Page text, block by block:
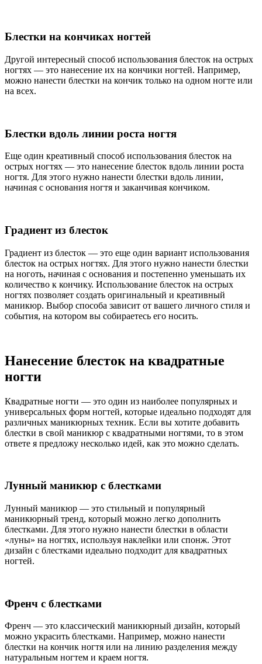
Блестки на кончиках ногтей
Другой интересный способ использования блесток на острых
ногтях — это нанесение их на кончики ногтей. Например,
можно нанести блестки на кончик только на одном ногте или
на всех.
Блестки вдоль линии роста ногтя
Еще один креативный способ использования блесток на
острых ногтях — это нанесение блесток вдоль линии роста
ногтя. Для этого нужно нанести блестки вдоль линии,
начиная с основания ногтя и заканчивая кончиком.
Градиент из блесток
Градиент из блесток — это еще один вариант использования
блесток на острых ногтях. Для этого нужно нанести блестки
на ноготь, начиная с основания и постепенно уменьшать их
количество к кончику. Использование блесток на острых
ногтях позволяет создать оригинальный и креативный
маникюр. Выбор способа зависит от вашего личного стиля и
события, на котором вы собираетесь его носить.
Нанесение блесток на квадратные
ногти
Квадратные ногти — это один из наиболее популярных и
универсальных форм ногтей, которые идеально подходят для
различных маникюрных техник. Если вы хотите добавить
блестки в свой маникюр с квадратными ногтями, то в этом
ответе я предложу несколько идей, как это можно сделать.
Лунный маникюр с блестками
Лунный маникюр — это стильный и популярный
маникюрный тренд, который можно легко дополнить
блестками. Для этого нужно нанести блестки в области
«луны» на ногтях, используя наклейки или спонж. Этот
дизайн с блестками идеально подходит для квадратных
ногтей.
Френч с блестками
Френч — это классический маникюрный дизайн, который
можно украсить блестками. Например, можно нанести
блестки на кончик ногтя или на линию разделения между
натуральным ногтем и краем ногтя.